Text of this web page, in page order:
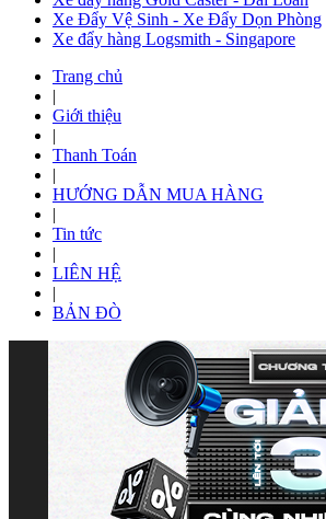
Xe Đẩy Vệ Sinh - Xe Đẩy Dọn Phòng
Xe đẩy hàng Logsmith - Singapore
Trang chủ
|
Giới thiệu
|
Thanh Toán
|
HƯỚNG DẪN MUA HÀNG
|
Tin tức
|
LIÊN HỆ
|
BẢN ĐÒ